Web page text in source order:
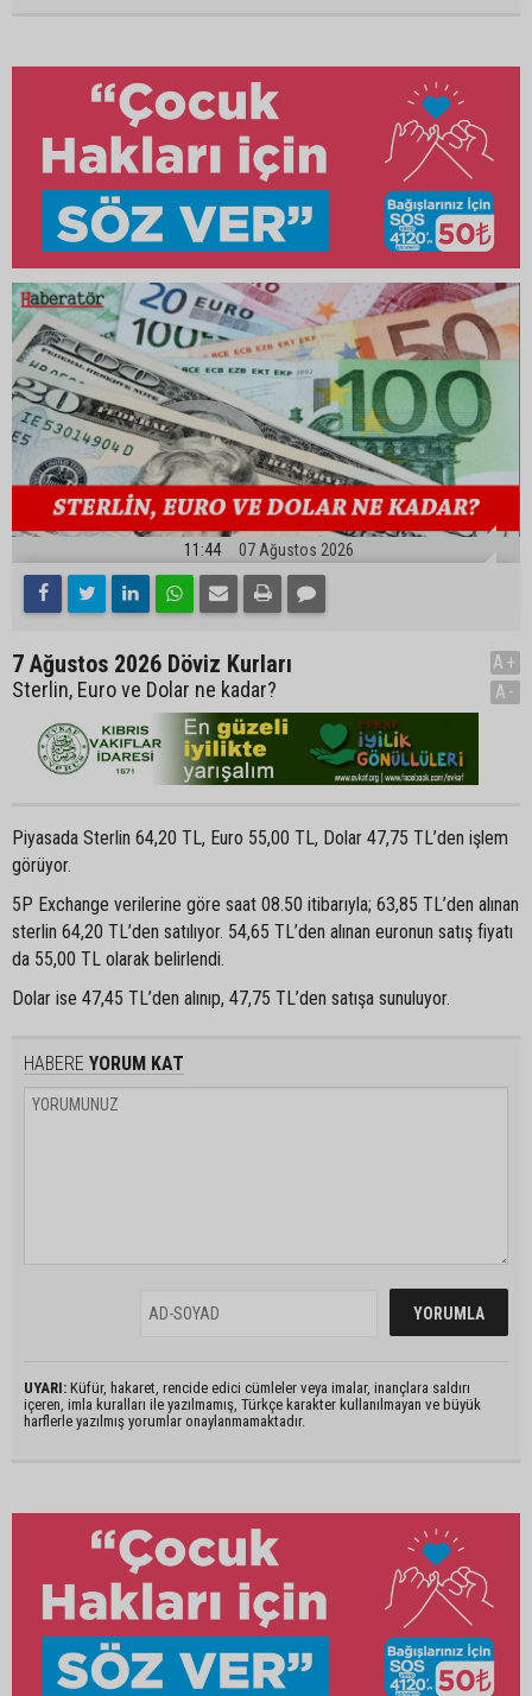
11:44 07 Ağustos 2026
7 Ağustos 2026 Döviz Kurları
Sterlin, Euro ve Dolar ne kadar?
A+
A-
Piyasada Sterlin 64,20 TL, Euro 55,00 TL, Dolar 47,75 TL’den işlem
görüyor.
5P Exchange verilerine göre saat 08.50 itibarıyla; 63,85 TL’den alınan
sterlin 64,20 TL’den satılıyor. 54,65 TL’den alınan euronun satış fiyatı
da 55,00 TL olarak belirlendi.
Dolar ise 47,45 TL’den alınıp, 47,75 TL’den satışa sunuluyor.
HABERE YORUM KAT
UYARI: Küfür, hakaret, rencide edici cümleler veya imalar, inançlara saldırı
içeren, imla kuralları ile yazılmamış, Türkçe karakter kullanılmayan ve büyük
harflerle yazılmış yorumlar onaylanmamaktadır.